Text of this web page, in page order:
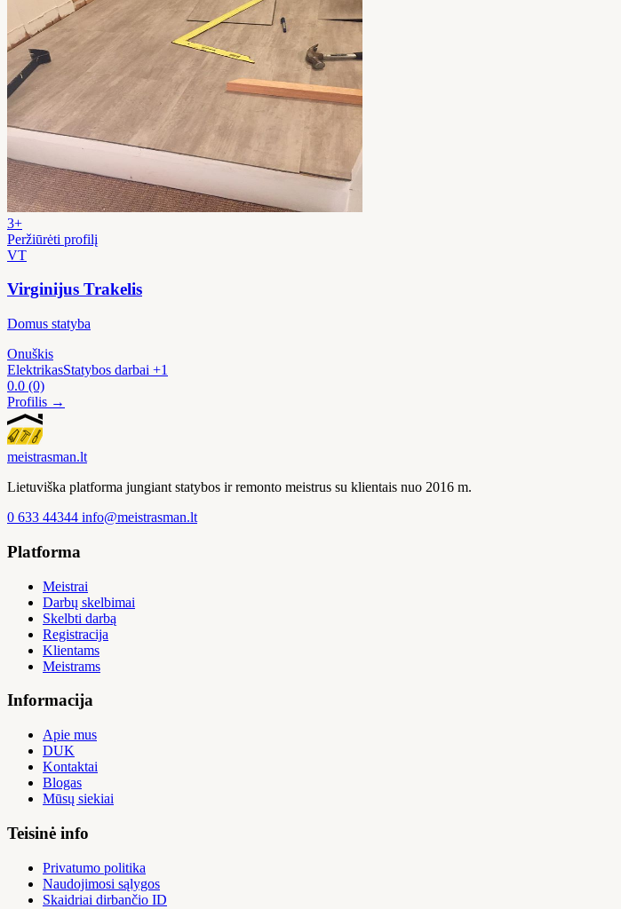
3+
Peržiūrėti profilį
VT
Virginijus Trakelis
Domus statyba
Onuškis
ElektrikasStatybos darbai +1
0.0 (0)
Profilis →
meistrasman.lt
Lietuviška platforma jungiant statybos ir remonto meistrus su klientais nuo 2016 m.
0 633 44344 info@meistrasman.lt
Platforma
Meistrai
Darbų skelbimai
Skelbti darbą
Registracija
Klientams
Meistrams
Informacija
Apie mus
DUK
Kontaktai
Blogas
Mūsų siekiai
Teisinė info
Privatumo politika
Naudojimosi sąlygos
Skaidriai dirbančio ID